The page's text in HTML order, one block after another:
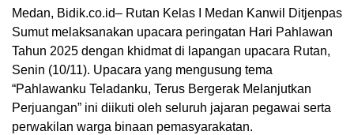
Medan, Bidik.co.id– Rutan Kelas I Medan Kanwil Ditjenpas
Sumut melaksanakan upacara peringatan Hari Pahlawan
Tahun 2025 dengan khidmat di lapangan upacara Rutan,
Senin (10/11). Upacara yang mengusung tema
“Pahlawanku Teladanku, Terus Bergerak Melanjutkan
Perjuangan” ini diikuti oleh seluruh jajaran pegawai serta
perwakilan warga binaan pemasyarakatan.